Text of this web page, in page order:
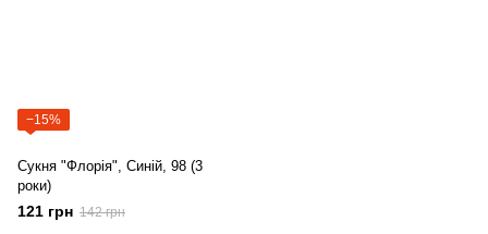
−15%
Сукня "Флорія", Синій, 98 (3
роки)
121 грн 142 грн